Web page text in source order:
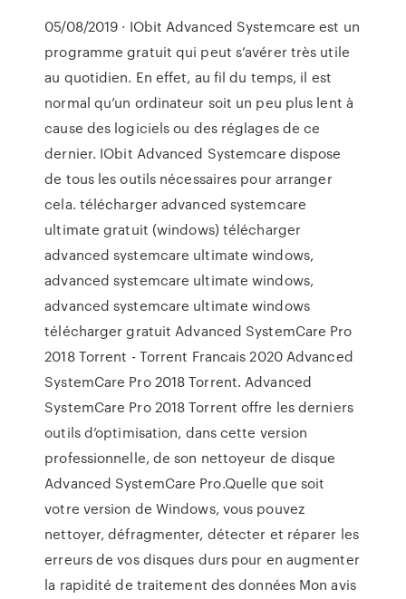
05/08/2019 · IObit Advanced Systemcare est un
programme gratuit qui peut s’avérer très utile
au quotidien. En effet, au fil du temps, il est
normal qu’un ordinateur soit un peu plus lent à
cause des logiciels ou des réglages de ce
dernier. IObit Advanced Systemcare dispose
de tous les outils nécessaires pour arranger
cela. télécharger advanced systemcare
ultimate gratuit (windows) télécharger
advanced systemcare ultimate windows,
advanced systemcare ultimate windows,
advanced systemcare ultimate windows
télécharger gratuit Advanced SystemCare Pro
2018 Torrent - Torrent Francais 2020 Advanced
SystemCare Pro 2018 Torrent. Advanced
SystemCare Pro 2018 Torrent offre les derniers
outils d’optimisation, dans cette version
professionnelle, de son nettoyeur de disque
Advanced SystemCare Pro.Quelle que soit
votre version de Windows, vous pouvez
nettoyer, défragmenter, détecter et réparer les
erreurs de vos disques durs pour en augmenter
la rapidité de traitement des données Mon avis